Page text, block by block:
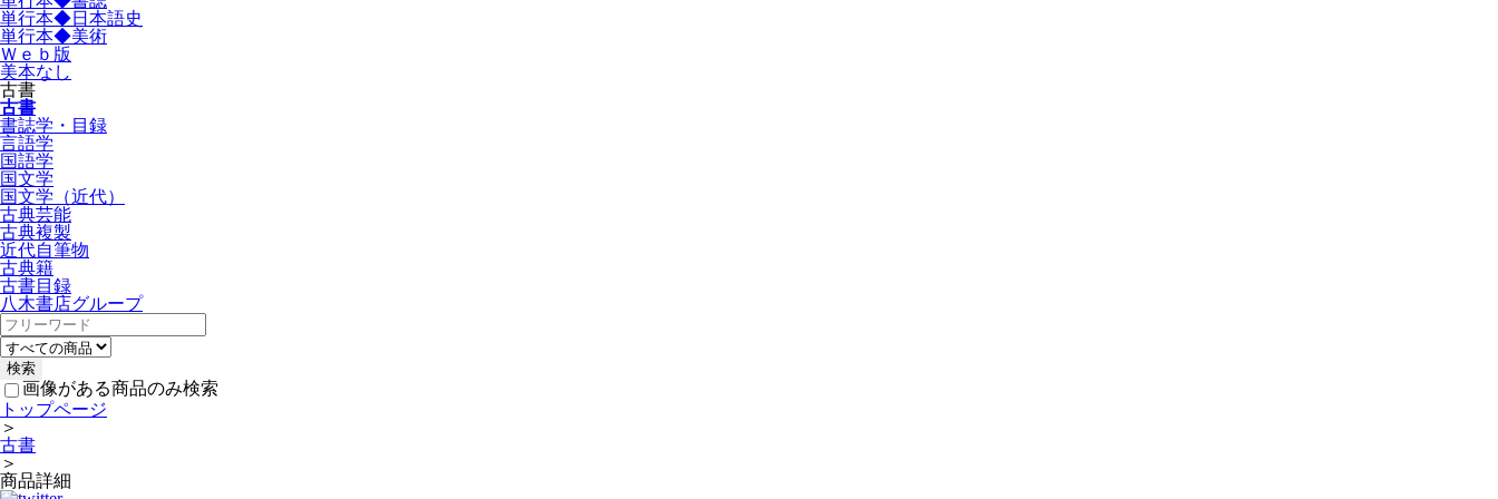
単行本◆日本語史
単行本◆美術
Ｗｅｂ版
美本なし
古書
古書
書誌学・目録
言語学
国語学
国文学
国文学（近代）
古典芸能
古典複製
近代自筆物
古典籍
古書目録
八木書店グループ
画像がある商品のみ検索
トップページ
＞
古書
＞
商品詳細